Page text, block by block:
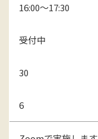
16:00～17:30
受付中
30
6